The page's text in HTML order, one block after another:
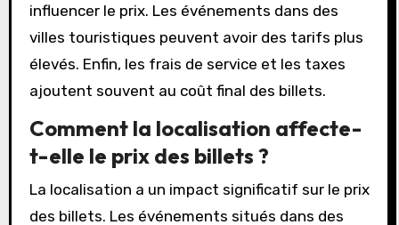
influencer le prix. Les événements dans des
villes touristiques peuvent avoir des tarifs plus
élevés. Enfin, les frais de service et les taxes
ajoutent souvent au coût final des billets.
Comment la localisation affecte-
t-elle le prix des billets ?
La localisation a un impact significatif sur le prix
des billets. Les événements situés dans des